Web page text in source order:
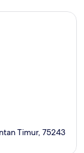
Timur, 75243